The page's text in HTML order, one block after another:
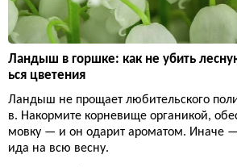
Ландыш в горшке: как не убить
ься цветения
Ландыш не прощает любительского
в. Накормите корневище органикой,
мовку — и он одарит ароматом. Иначе —
ида на всю весну.